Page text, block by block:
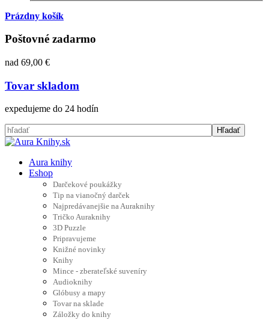
Prázdny košík
Poštovné zadarmo
nad 69,00 €
Tovar skladom
expedujeme do 24 hodín
Aura knihy
Eshop
Darčekové poukážky
Tip na vianočný darček
Najpredávanejšie na Auraknihy
Tričko Auraknihy
3D Puzzle
Pripravujeme
Knižné novinky
Knihy
Mince - zberateľské suveníry
Audioknihy
Glóbusy a mapy
Tovar na sklade
Záložky do knihy